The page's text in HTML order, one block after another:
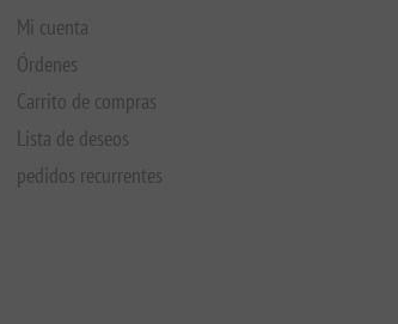
Mi cuenta
Órdenes
Carrito de compras
Lista de deseos
pedidos recurrentes